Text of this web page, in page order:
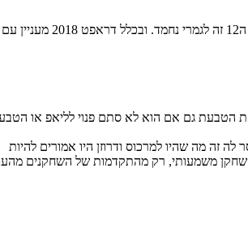
אפשר לומר שהנה,
הטבעת גם אם הוא לא סתם פנוי לליאפ או
זה מה שהיו למרכוס ודרוזן היו אמורים להיות
שחקן משמעותי, רק מהתקדמות של השחקנים